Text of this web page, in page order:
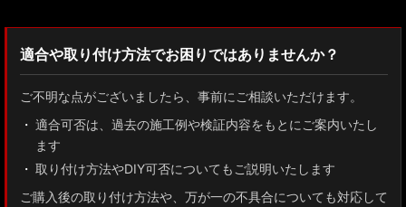
適合や取り付け方法でお困りではありませんか？
ご不明な点がございましたら、事前にご相談いただけます。
適合可否は、過去の施工例や検証内容をもとにご案内いたし
ます
取り付け方法やDIY可否についてもご説明いたします
ご購入後の取り付け方法や、万が一の不具合についても対応して